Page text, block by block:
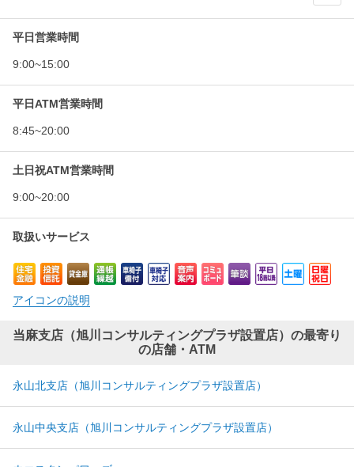
平日営業時間
9:00~15:00
平日ATM営業時間
8:45~20:00
土日祝ATM営業時間
9:00~20:00
取扱いサービス
アイコンの説明
当麻支店（旭川コンサルティングプラザ設置店）の最寄り
の店舗・ATM
永山北支店（旭川コンサルティングプラザ設置店）
永山中央支店（旭川コンサルティングプラザ設置店）